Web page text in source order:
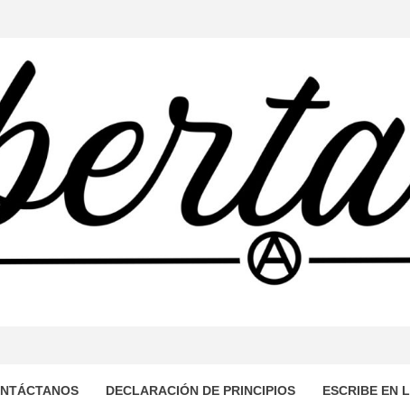
LIBRE Y SOLIDARIA.
DECLARACIÓN DE PRINCIPIOS ESCRIBE EN